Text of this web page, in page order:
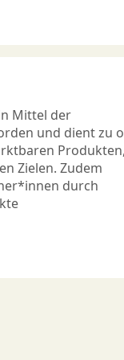
Mittel der
und dient zu
Zielen. Zudem
durch